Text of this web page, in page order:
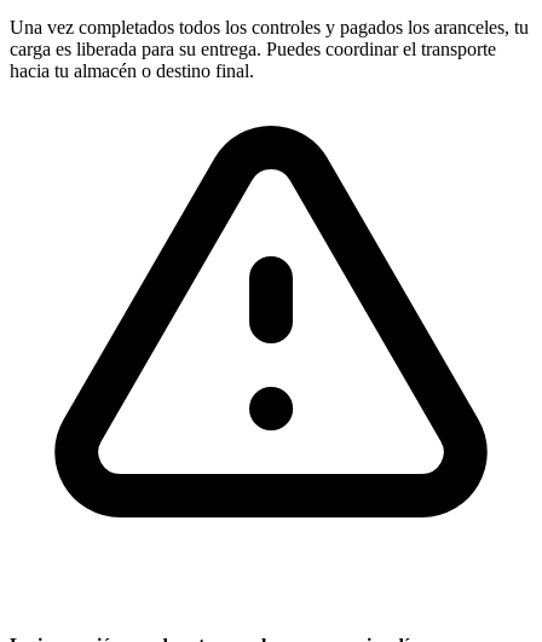
Una vez completados todos los controles y pagados los aranceles, tu
carga es liberada para su entrega. Puedes coordinar el transporte
hacia tu almacén o destino final.